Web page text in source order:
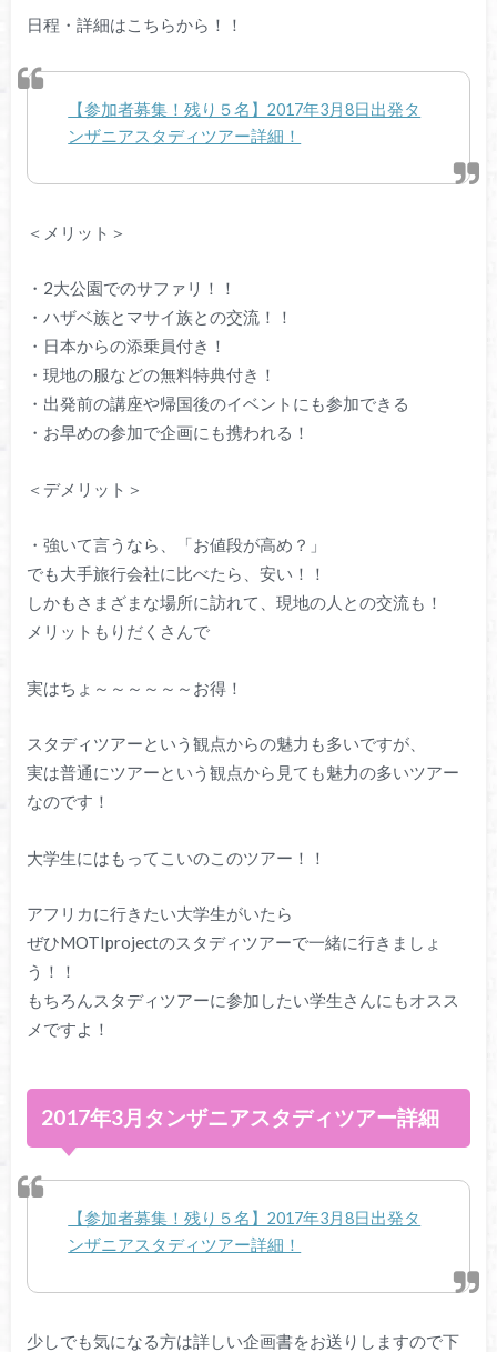
日程・詳細はこちらから！！
【参加者募集！残り５名】2017年3月8日出発タ
ンザニアスタディツアー詳細！
＜メリット＞
・2大公園でのサファリ！！
・ハザベ族とマサイ族との交流！！
・日本からの添乗員付き！
・現地の服などの無料特典付き！
・出発前の講座や帰国後のイベントにも参加できる
・お早めの参加で企画にも携われる！
＜デメリット＞
・強いて言うなら、「お値段が高め？」
でも大手旅行会社に比べたら、安い！！
しかもさまざまな場所に訪れて、現地の人との交流も！
メリットもりだくさんで
実はちょ～～～～～～お得！
スタディツアーという観点からの魅力も多いですが、
実は普通にツアーという観点から見ても魅力の多いツアー
なのです！
大学生にはもってこいのこのツアー！！
アフリカに行きたい大学生がいたら
ぜひMOTIprojectのスタディツアーで一緒に行きましょ
う！！
もちろんスタディツアーに参加したい学生さんにもオスス
メですよ！
2017年3月タンザニアスタディツアー詳細
【参加者募集！残り５名】2017年3月8日出発タ
ンザニアスタディツアー詳細！
少しでも気になる方は詳しい企画書をお送りしますので下